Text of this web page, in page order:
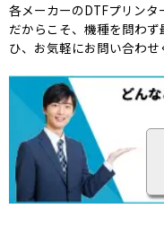
各メーカーのDTFプリン
だからこそ、機種を問わ
ひ、お気軽にお問い合わせ